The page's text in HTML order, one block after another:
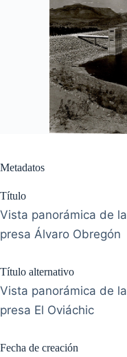
Metadatos
Título
Vista panorámica de la
presa Álvaro Obregón
Título alternativo
Vista panorámica de la
presa El Oviáchic
Fecha de creación